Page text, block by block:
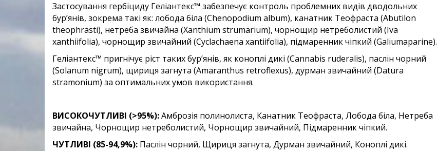
Застосування гербіциду Геліантекс™ забезпечує контроль проблемних видів дводольних
бур’янів, зокрема такі як: лобода біла (Chenopodium album), канатник Теофраста (Abutilon
theophrasti), нетреба звичайна (Xanthium strumarium), чорнощир нетреболистий (Iva
xanthiifolia), чорнощир звичайний (Cyclachaena xantiifolia), підмаренник чіпкий (Galiumaparine).
Геліантекс™ пригнічує ріст таких бур’янів, як коноплі дикі (Cannabis ruderalis), паслін чорний
(Solanum nigrum), щириця загнута (Amaranthus retroflexus), дурман звичайний (Datura
stramonium) за оптимальних умов використання.
ВИСОКОЧУТЛИВІ (>95%):Амброзія полинолиста, Канатник Теофраста, Лобода біла, Нетреба
звичайна, Чорнощир нетреболистий, Чорнощир звичайний, Підмаренник чіпкий.
ЧУТЛИВІ (85-94,9%): Паслін чорний, Щириця загнута, Дурман звичайний, Коноплі дикі.